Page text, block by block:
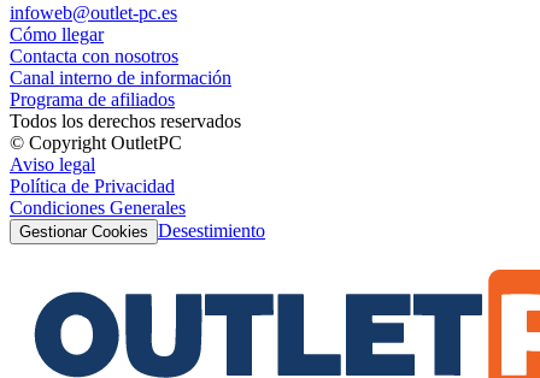
infoweb@outlet-pc.es
Cómo llegar
Contacta con nosotros
Canal interno de información
Programa de afiliados
Todos los derechos reservados
© Copyright OutletPC
Aviso legal
Política de Privacidad
Condiciones Generales
Gestionar Cookies Desestimiento